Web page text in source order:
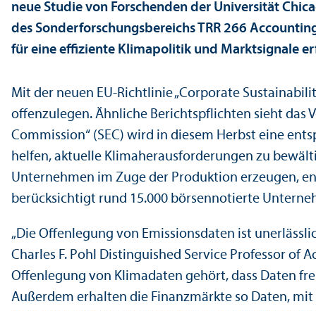
neue Studie von Forschenden der Universität
des Sonderforschungs­bereichs TRR 266
für eine effiziente Klimapolitik und Markt­signale
Mit der neuen EU-Richtlinie „Corporate
offenzulegen. Ähnliche Berichtspflichten sieht das
Commission“ (SEC) wird in diesem Herbst eine
helfen, aktuelle Klimaherausforderungen zu
Unter­nehmen im Zuge der Produktion erzeugen,
berücksichtigt rund 15.000 börsennotierte
„Die Offenlegung von Emissionsdaten ist
Charles F. Pohl Distinguished Service Professor of
Offenlegung von Klimadaten gehört, dass Daten
Außerdem erhalten die Finanz­märkte so Daten,